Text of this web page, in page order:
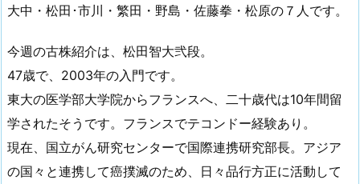
大中・松田･市川・繁田・野島・佐藤拳・松原の７人です。
今週の古株紹介は、松田智大弐段。
47歳で、2003年の入門です。
東大の医学部大学院からフランスへ、二十歳代は10年間留
学されたそうです。フランスでテコンドー経験あり。
現在、国立がん研究センターで国際連携研究部長。アジア
の国々と連携して癌撲滅のため、日々品行方正に活動して